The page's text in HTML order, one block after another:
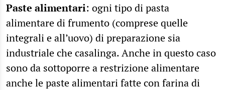
Paste alimentari: ogni tipo di pasta
alimentare di frumento (comprese quelle
integrali e all’uovo) di preparazione sia
industriale che casalinga. Anche in questo caso
sono da sottoporre a restrizione alimentare
anche le paste alimentari fatte con farina di